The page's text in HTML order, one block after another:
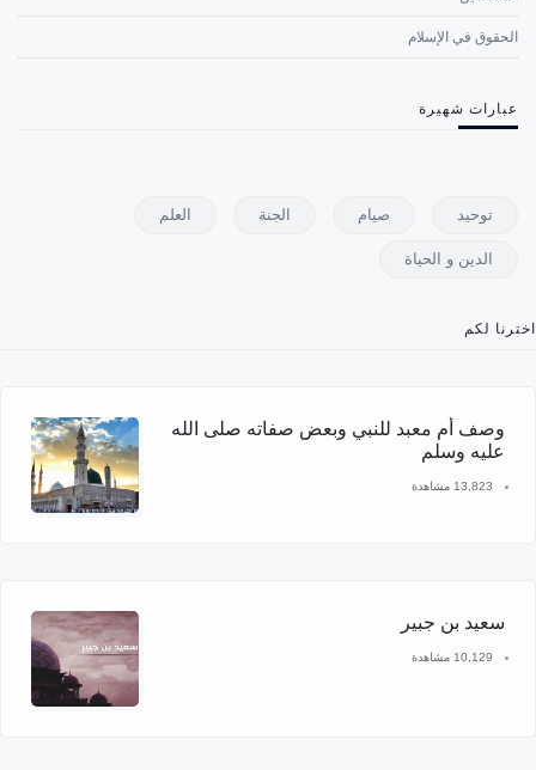
الحقوق في الإسلام
عبارات شهيرة
توحيد صيام الجنة العلم
الدين و الحياة
اخترنا لكم
وصف أم معبد للنبي وبعض صفاته صلى الله
عليه وسلم
13,823 مشاهدة
سعيد بن جبير
10,129 مشاهدة